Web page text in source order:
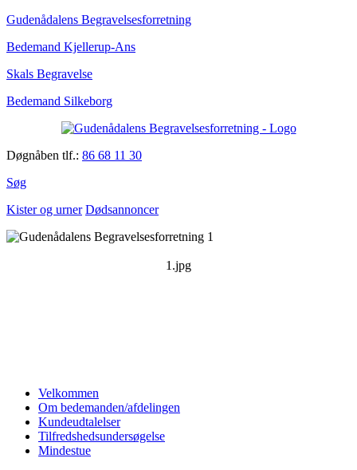
Gudenådalens Begravelsesforretning
Bedemand Kjellerup-Ans
Skals Begravelse
Bedemand Silkeborg
Døgnåben tlf.: 86 68 11 30
Søg
Kister og urner Dødsannoncer
1.jpg
Velkommen
Om bedemanden/afdelingen
Kundeudtalelser
Tilfredshedsundersøgelse
Mindestue